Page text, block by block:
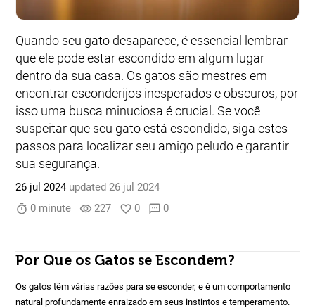
Quando seu gato desaparece, é essencial lembrar
que ele pode estar escondido em algum lugar
dentro da sua casa. Os gatos são mestres em
encontrar esconderijos inesperados e obscuros, por
isso uma busca minuciosa é crucial. Se você
suspeitar que seu gato está escondido, siga estes
passos para localizar seu amigo peludo e garantir
sua segurança.
26 jul 2024 updated 26 jul 2024
timer 0 minute visibility 227 favorite_border 0 sms 0
Por Que os Gatos se Escondem?
Os gatos têm várias razões para se esconder, e é um comportamento
natural profundamente enraizado em seus instintos e temperamento.